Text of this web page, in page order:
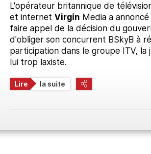
L'opérateur britannique de
et internet Virgin Media a
faire appel de la décision du
d'obliger son concurrent BSkyB à
participation dans le groupe ITV, la
lui trop laxiste.
Lire la suite